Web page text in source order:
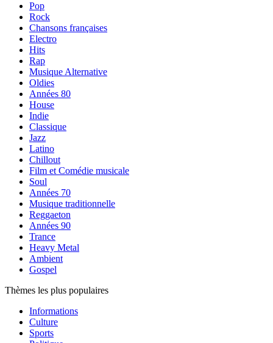
Pop
Rock
Chansons françaises
Electro
Hits
Rap
Musique Alternative
Oldies
Années 80
House
Indie
Classique
Jazz
Latino
Chillout
Film et Comédie musicale
Soul
Années 70
Musique traditionnelle
Reggaeton
Années 90
Trance
Heavy Metal
Ambient
Gospel
Thèmes les plus populaires
Informations
Culture
Sports